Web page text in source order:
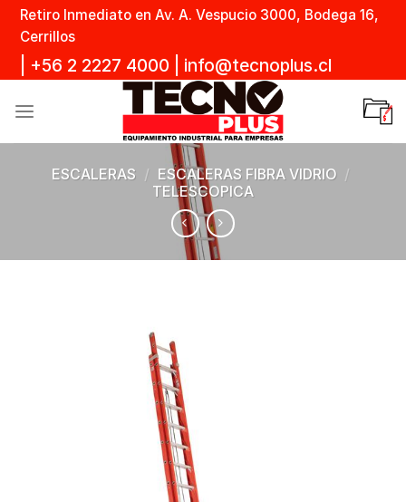
Skip
content
Retiro Inmediato en Av. A. Vespucio 3000, Bodega 16,
Cerrillos
+56 2 2227 4000 info@tecnoplus.cl
ESCALERAS / ESCALERAS FIBRA VIDRIO /
TELESCOPICA